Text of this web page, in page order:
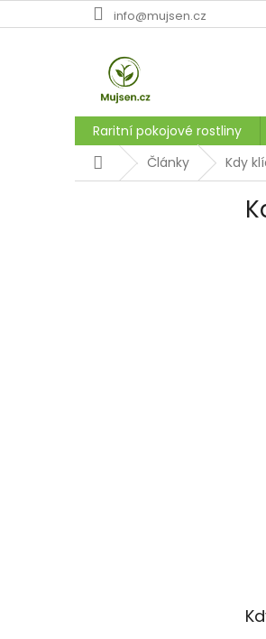
na
info@mujsen.cz
Raritní pokojové rostliny
DomůČlánky Kdy